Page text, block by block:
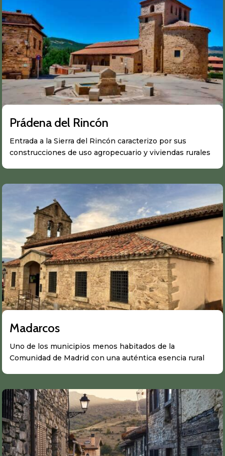
Prádena del Rincón
Entrada a la Sierra del Rincón caracterizo por sus
construcciones de uso agropecuario y viviendas rurales
Madarcos
Uno de los municipios menos habitados de la
Comunidad de Madrid con una auténtica esencia rural